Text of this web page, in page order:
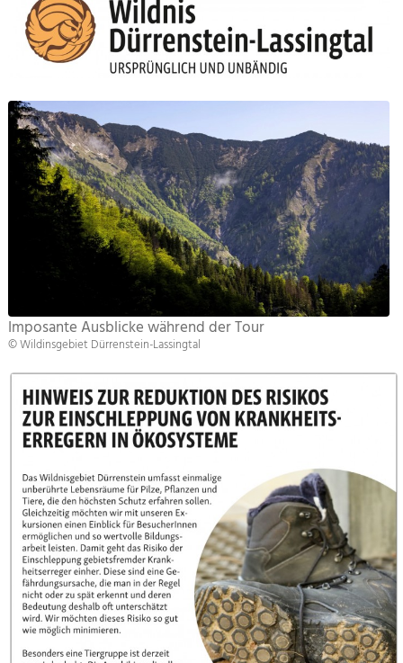
Imposante Ausblicke während der Tour
© Wildinsgebiet Dürrenstein-Lassingtal